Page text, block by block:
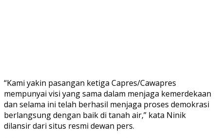
“Kami yakin pasangan ketiga Capres/Cawapres
mempunyai visi yang sama dalam menjaga kemerdekaan
dan selama ini telah berhasil menjaga proses demokrasi
berlangsung dengan baik di tanah air,” kata Ninik
dilansir dari situs resmi dewan pers.